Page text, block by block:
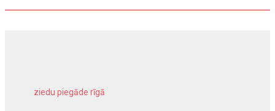
ziedu piegāde rīgā